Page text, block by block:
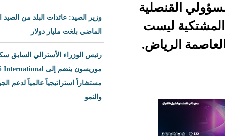
وزير الصيد: عائدات البلد من الصيد العام
الماضي بلغت مليار دولار
رئيس الوزراء الأسترالي السابق سكوت
موريسون ينضم إلى BLS International
مستشاراً استراتيجياً عالمياً لدعم الجودة
والنمو